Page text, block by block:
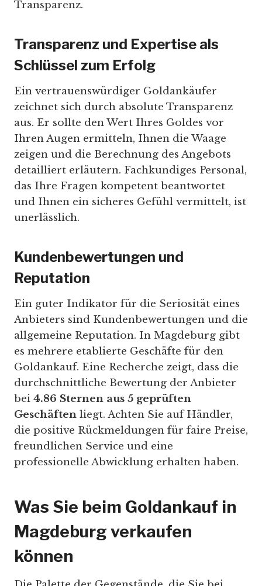
Transparenz.
Transparenz und Expertise als
Schlüssel zum Erfolg
Ein vertrauenswürdiger Goldankäufer
zeichnet sich durch absolute Transparenz
aus. Er sollte den Wert Ihres Goldes vor
Ihren Augen ermitteln, Ihnen die Waage
zeigen und die Berechnung des Angebots
detailliert erläutern. Fachkundiges Personal,
das Ihre Fragen kompetent beantwortet
und Ihnen ein sicheres Gefühl vermittelt, ist
unerlässlich.
Kundenbewertungen und
Reputation
Ein guter Indikator für die Seriosität eines
Anbieters sind Kundenbewertungen und die
allgemeine Reputation. In Magdeburg gibt
es mehrere etablierte Geschäfte für den
Goldankauf. Eine Recherche zeigt, dass die
durchschnittliche Bewertung der Anbieter
bei 4.86 Sternen aus 5 geprüften
Geschäften liegt. Achten Sie auf Händler,
die positive Rückmeldungen für faire Preise,
freundlichen Service und eine
professionelle Abwicklung erhalten haben.
Was Sie beim Goldankauf in
Magdeburg verkaufen
können